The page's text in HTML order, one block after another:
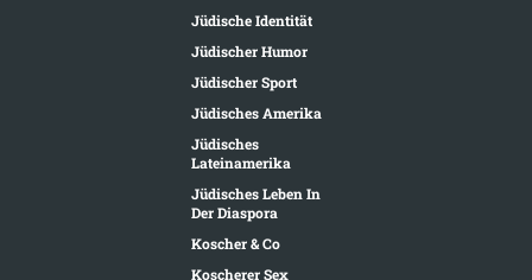
Jüdische Identität
Jüdischer Humor
Jüdischer Sport
Jüdisches Amerika
Jüdisches
Lateinamerika
Jüdisches Leben In
Der Diaspora
Koscher & Co
Koscherer Sex